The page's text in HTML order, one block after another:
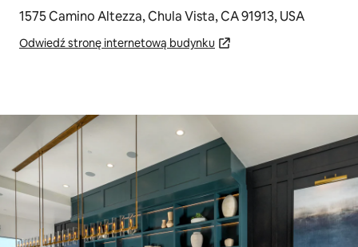
1575 Camino Altezza, Chula Vista, CA 91913, USA
Odwiedź stronę internetową budynku